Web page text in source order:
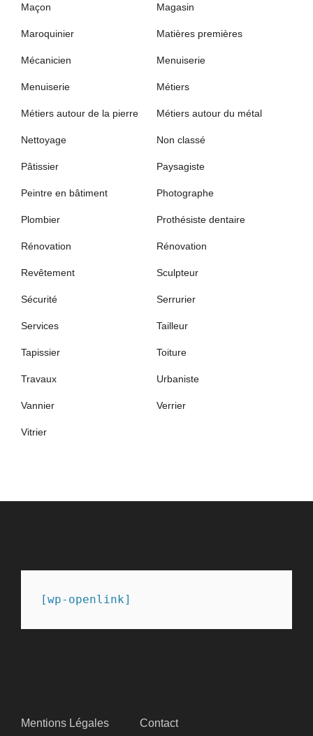
Maçon Magasin
Maroquinier Matières premières
Mécanicien Menuiserie
Menuiserie Métiers
Métiers autour de la pierre Métiers autour du métal
Nettoyage Non classé
Pâtissier Paysagiste
Peintre en bâtiment Photographe
Plombier Prothésiste dentaire
Rénovation Rénovation
Revêtement Sculpteur
Sécurité Serrurier
Services Tailleur
Tapissier Toiture
Travaux Urbaniste
Vannier Verrier
Vitrier
[wp-openlink]
Mentions Légales Contact